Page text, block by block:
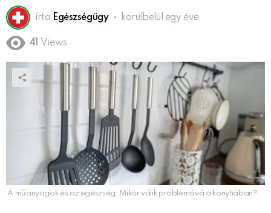
írta Egészségügy körülbelül egy éve
41 Views
A műanyagok és az egészség: Mikor válik problémává a konyhában?